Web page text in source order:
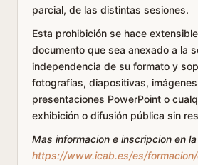
parcial, de las distintas sesiones.
Esta prohibición se hace
documento que sea anexado a la
independencia de su formato y
fotografías, diapositivas,
presentaciones PowerPoint o
exhibición o difusión pública sin
Mas informacion e inscripcion en
https://www.icab.es/es/formacion/